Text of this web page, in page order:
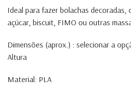
Ideal para fazer bolachas decoradas,
açúcar, biscuit, FIMO ou outras
Dimensões (aprox.) : selecionar a
Altura
Material: PLA